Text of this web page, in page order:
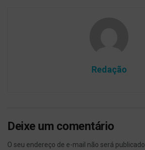
Redação
Deixe um comentário
O seu endereço de e-mail não será publicado.